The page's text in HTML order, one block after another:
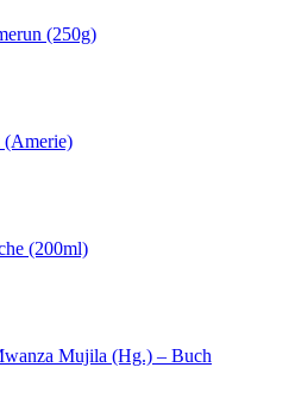
(250g)
(Amerie)
(200ml)
Mujila (Hg.) – Buch